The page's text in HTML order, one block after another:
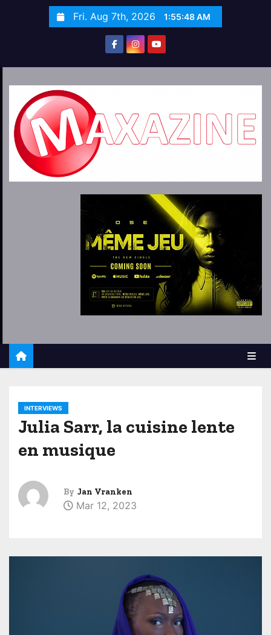
Fri. Aug 7th, 2026 1:55:50 AM
INTERVIEWS
Julia Sarr, la cuisine lente
en musique
By Jan Vranken
Mar 12, 2023